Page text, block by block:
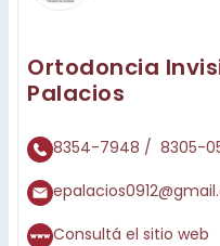
Ortodoncia
Palacios
8354-7948 / 8305-
Consultá el sitio web